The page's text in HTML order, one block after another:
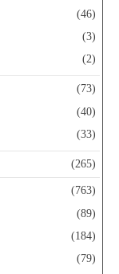
(46)
(3)
(2)
(73)
(40)
(33)
(265)
(763)
(89)
(184)
(79)